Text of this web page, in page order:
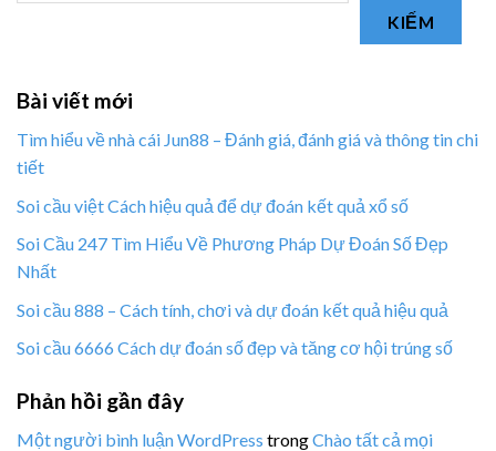
KIẾM
Bài viết mới
Tìm hiểu về nhà cái Jun88 – Đánh giá, đánh giá và thông tin chi
tiết
Soi cầu việt Cách hiệu quả để dự đoán kết quả xổ số
Soi Cầu 247 Tìm Hiểu Về Phương Pháp Dự Đoán Số Đẹp
Nhất
Soi cầu 888 – Cách tính, chơi và dự đoán kết quả hiệu quả
Soi cầu 6666 Cách dự đoán số đẹp và tăng cơ hội trúng số
Phản hồi gần đây
Một người bình luận WordPress trongChào tất cả mọi